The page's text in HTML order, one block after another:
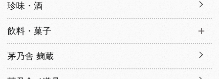
珍味・酒
飲料・菓子
茅乃舎 麹蔵